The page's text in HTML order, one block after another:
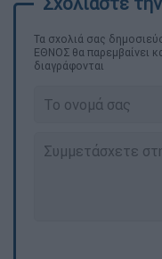
Τα σχολιά σας
ΕΘΝΟΣ θα παρεμβαίνει
διαγράφονται